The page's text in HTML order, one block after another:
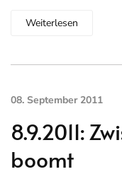
Weiterlesen
08. September 2011
8.9.2011:
boomt